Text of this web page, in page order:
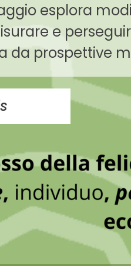
esplora
e
da prospettive